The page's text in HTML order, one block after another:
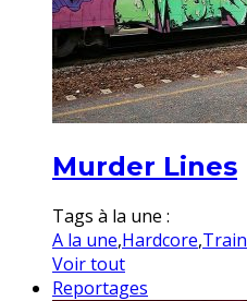
Murder Lines
Tags à la une :
A la une,Hardcore,Train
Voir tout
Reportages